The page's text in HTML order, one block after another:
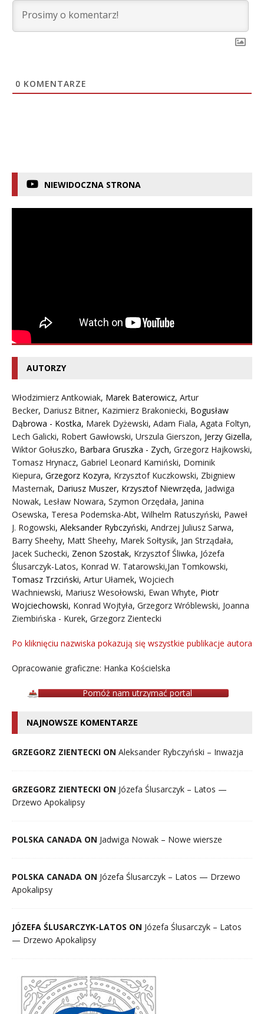
0 KOMENTARZE
NIEWIDOCZNA STRONA
AUTORZY
Włodzimierz Antkowiak, Marek Baterowicz, Artur
Becker, Dariusz Bitner, Kazimierz Brakoniecki, Bogusław
Dąbrowa - Kostka, Marek Dyżewski, Adam Fiala, Agata Foltyn,
Lech Galicki, Robert Gawłowski, Urszula Gierszon, Jerzy Gizella,
Wiktor Gołuszko, Barbara Gruszka - Zych, Grzegorz Hajkowski,
Tomasz Hrynacz, Gabriel Leonard Kamiński, Dominik
Kiepura, Grzegorz Kozyra, Krzysztof Kuczkowski, Zbigniew
Masternak, Dariusz Muszer, Krzysztof Niewrzęda, Jadwiga
Nowak, Lesław Nowara, Szymon Orzędała, Janina
Osewska, Teresa Podemska-Abt, Wilhelm Ratuszyński, Paweł
J. Rogowski, Aleksander Rybczyński, Andrzej Juliusz Sarwa,
Barry Sheehy, Matt Sheehy, Marek Sołtysik, Jan Strządała,
Jacek Suchecki, Zenon Szostak, Krzysztof Śliwka, Józefa
Ślusarczyk-Latos, Konrad W. Tatarowski,Jan Tomkowski,
Tomasz Trzciński, Artur Ułamek, Wojciech
Wachniewski, Mariusz Wesołowski, Ewan Whyte, Piotr
Wojciechowski, Konrad Wojtyła, Grzegorz Wróblewski, Joanna
Ziembińska - Kurek, Grzegorz Zientecki
Po kliknięciu nazwiska pokazują się wszystkie publikacje autora
Opracowanie graficzne: Hanka Kościelska
Pomóż nam utrzymać portal
NAJNOWSZE KOMENTARZE
GRZEGORZ ZIENTECKI ON Aleksander Rybczyński – Inwazja
GRZEGORZ ZIENTECKI ON Józefa Ślusarczyk – Latos —
Drzewo Apokalipsy
POLSKA CANADA ON Jadwiga Nowak – Nowe wiersze
POLSKA CANADA ON Józefa Ślusarczyk – Latos — Drzewo
Apokalipsy
JÓZEFA ŚLUSARCZYK-LATOS ON Józefa Ślusarczyk – Latos
— Drzewo Apokalipsy